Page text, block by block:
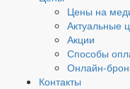
Цены на
Актуальные
Акции
Способы
Онлайн-
Контакты
Вместимость: 2 гостя
Номер расположен в
Балкон
Подробнее о номере